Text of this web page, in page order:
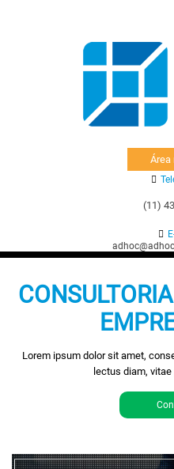
Área
(11)
Lorem ipsum dolor sit amet,
lectus diam,